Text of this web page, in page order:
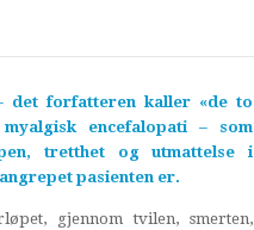
det forfatteren kaller «de to
encefalopati – som
tretthet og utmattelse i
pasienten er.
gjennom tvilen, smerten,